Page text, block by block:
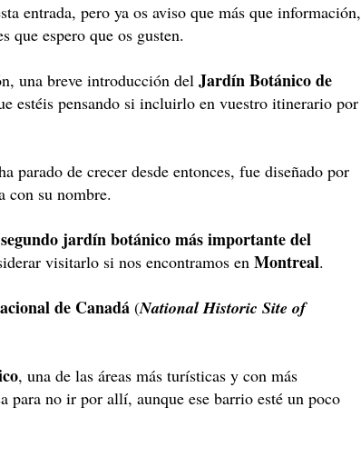
entrada, pero ya os aviso que más que información,
que espero que os gusten.
una breve introducción del Jardín Botánico de
estéis pensando si incluirlo en vuestro itinerario por
parado de crecer desde entonces, fue diseñado por
con su nombre.
segundo jardín botánico más importante del
visitarlo si nos encontramos en Montreal.
de Canadá (National Historic Site of
, una de las áreas más turísticas y con más
para no ir por allí, aunque ese barrio esté un poco